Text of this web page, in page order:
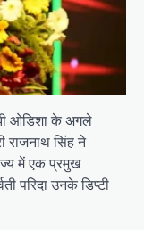
ओडिशा के अगले
राजनाथ सिंह ने
में एक प्रमुख
परिदा उनके डिप्टी